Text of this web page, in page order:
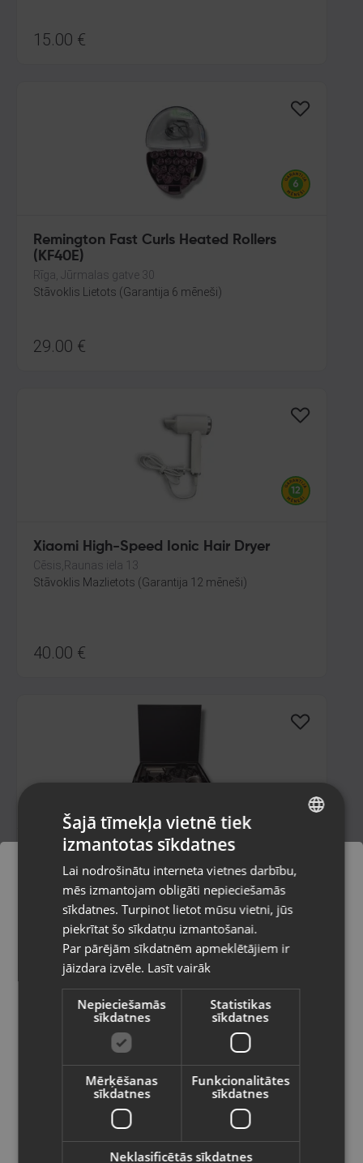
15.00 €
Remington Fast Curls Heated Rollers
(KF40E)
Rīga, Jūrmalas gatve 30
Stāvoklis Lietots (Garantija 6 mēneši)
29.00 €
Xiaomi High-Speed Ionic Hair Dryer
Cēsis,Raunas iela 13
Stāvoklis Mazlietots (Garantija 12 mēneši)
40.00 €
Revamp DR-7000
Rīga, Čiekurkalna 2. līnija 30
Stāvoklis Jauns (Garantija 24 mēneši)
120.00€
/mēn.
Philips NL-9206
Pasūtījumi tiks piegādāti uz
izvēlēto valsti
Vietnes saturs būs attēlots izvēlētajā
valodā
Valsts
Latviešu / Latvian
RUSSIAN
Šajā tīmekļa vietnē tiek
izmantotas sīkdatnes
Lai nodrošinātu interneta vietnes darbību,
mēs izmantojam obligāti nepieciešamās
sīkdatnes. Turpinot lietot mūsu vietni, jūs
piekrītat šo sīkdatņu izmantošanai.
Par pārējām sīkdatnēm apmeklētājiem ir
jāizdara izvēle. Lasīt vairāk
Nepieciešamās
sīkdatnes
Statistikas
sīkdatnes
Mērķēšanas
sīkdatnes
Funkcionalitātes
sīkdatnes
Neklasificētās sīkdatnes